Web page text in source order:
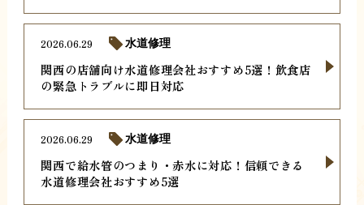
関西の店舗向け水道修理会社おすすめ5選！飲食店
の緊急トラブルに即日対応
2026.06.29 水道修理
関西で給水管のつまり・赤水に対応！信頼できる
水道修理会社おすすめ5選
2026.06.29 水道修理